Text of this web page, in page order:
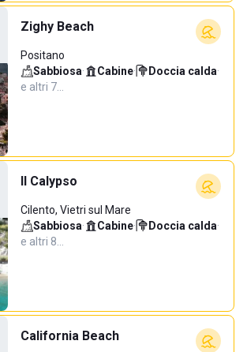
Zighy Beach
Positano
Sabbiosa· Cabine· Doccia calda·
e altri 7…
Il Calypso
Cilento, Vietri sul Mare
Sabbiosa· Cabine· Doccia calda·
e altri 8…
California Beach